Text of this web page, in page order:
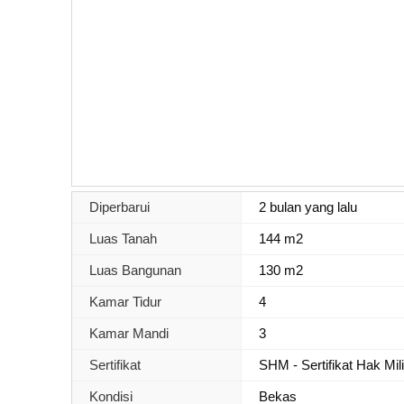
Diperbarui 2 bulan yang lalu
Luas Tanah 144 m2
Luas Bangunan 130 m2
Kamar Tidur 4
Kamar Mandi 3
Sertifikat SHM - Sertifikat Hak
Kondisi Bekas